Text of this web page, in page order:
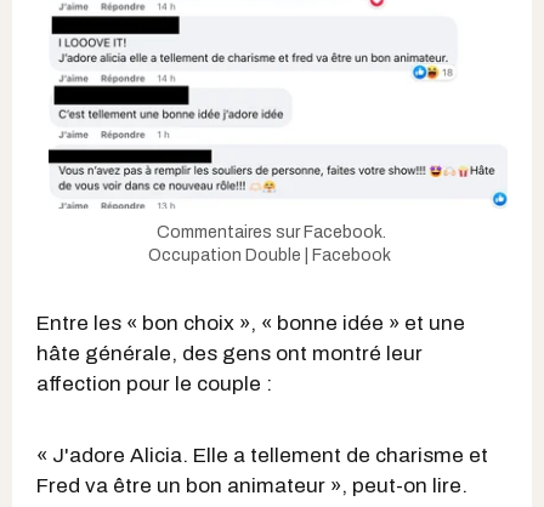
Commentaires sur Facebook.
Occupation Double | Facebook
Entre les « bon choix », « bonne idée » et une
hâte générale, des gens ont montré leur
affection pour le couple :
« J'adore Alicia. Elle a tellement de charisme et
Fred va être un bon animateur », peut-on lire.